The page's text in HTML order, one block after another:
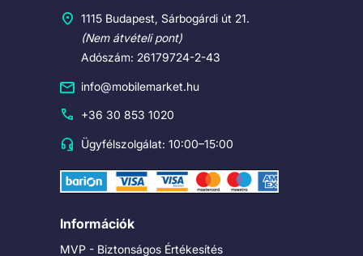
1115 Budapest, Sárbogárdi út 21.
(Nem átvételi pont)
Adószám: 26179724-2-43
info@mobilemarket.hu
+36 30 853 1020
Ügyfélszolgálat: 10:00–15:00
Információk
MVP - Biztonságos Értékesítés